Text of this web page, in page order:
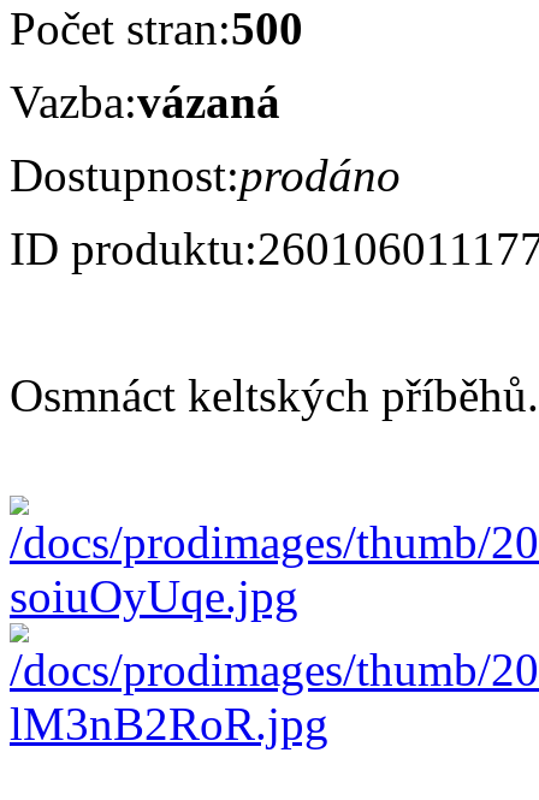
Počet stran:500
Vazba:vázaná
Dostupnost:prodáno
ID produktu:
Osmnáct keltských příběhů.